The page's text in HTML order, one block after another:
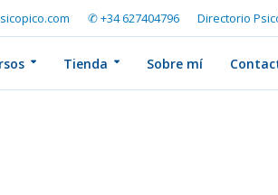
✆ +34 627404796 Directorio
Tienda Sobre mí